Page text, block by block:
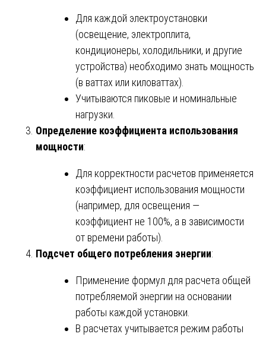
Для каждой электроустановки
(освещение, электроплита,
кондиционеры, холодильники, и другие
устройства) необходимо знать мощность
(в ваттах или киловаттах).
Учитываются пиковые и номинальные
нагрузки.
Определение коэффициента использования
мощности:
Для корректности расчетов применяется
коэффициент использования мощности
(например, для освещения —
коэффициент не 100%, а в зависимости
от времени работы).
Подсчет общего потребления энергии:
Применение формул для расчета общей
потребляемой энергии на основании
работы каждой установки.
В расчетах учитывается режим работы